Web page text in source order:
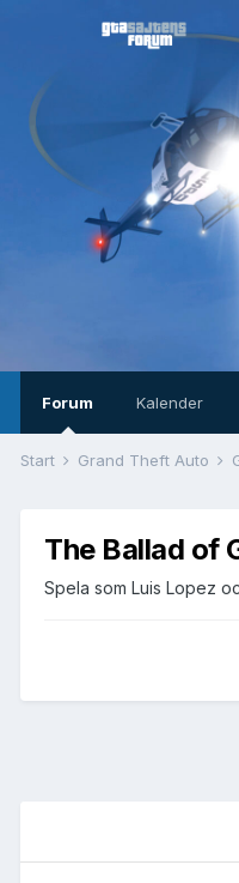
Forum Kalender
Start Grand Theft Auto
The Ballad of
Spela som Luis Lopez